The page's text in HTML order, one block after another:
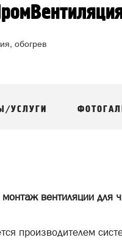
обогрев
УСЛУГИ
вентиляции для
производителем